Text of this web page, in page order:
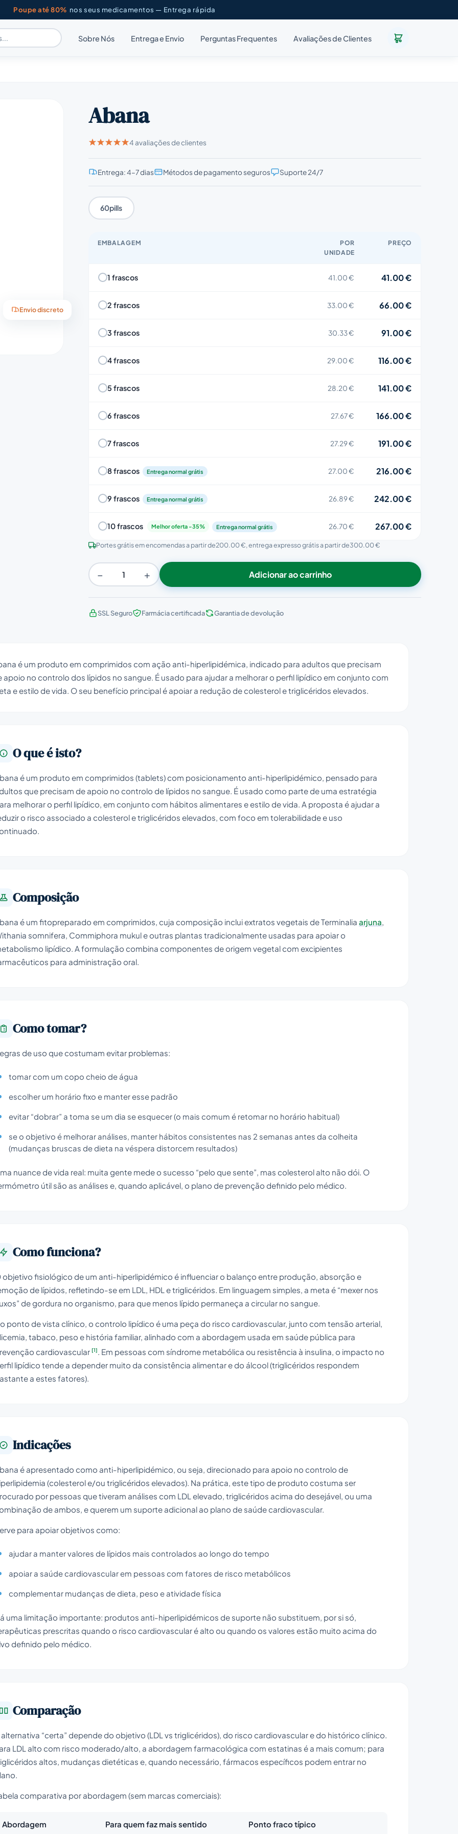
Poupe até 80% nos seus medicamentos — Entrega rápida
Sobre Nós Entrega e Envio Perguntas Frequentes Avaliações de Clientes
Envio discreto
Abana
4 avaliações de clientes
Entrega: 4–7 dias Métodos de pagamento seguros Suporte 24/7
60pills
EMBALAGEM
POR
UNIDADE
PREÇO
1 frascos 41.00 € 41.00 €
2 frascos 33.00 € 66.00 €
3 frascos 30.33 € 91.00 €
4 frascos 29.00 € 116.00 €
5 frascos 28.20 € 141.00 €
6 frascos 27.67 € 166.00 €
7 frascos 27.29 € 191.00 €
8 frascos Entrega normal grátis 27.00 € 216.00 €
9 frascos Entrega normal grátis 26.89 € 242.00 €
10 frascos Melhor oferta -35% Entrega normal grátis 26.70 € 267.00 €
Portes grátis em encomendas a partir de200.00 €, entrega expresso grátis a partir de300.00 €
− + Adicionar ao carrinho
SSL Seguro Farmácia certificada Garantia de devolução
é um produto em comprimidos com ação anti-hiperlipidémica, indicado para adultos que precisam
apoio no controlo dos lípidos no sangue. É usado para ajudar a melhorar o perfil lipídico em conjunto com
e estilo de vida. O seu benefício principal é apoiar a redução de colesterol e triglicéridos elevados.
O que é isto?
é um produto em comprimidos (tablets) com posicionamento anti-hiperlipidémico, pensado para
que precisam de apoio no controlo de lípidos no sangue. É usado como parte de uma estratégia
melhorar o perfil lipídico, em conjunto com hábitos alimentares e estilo de vida. A proposta é ajudar a
o risco associado a colesterol e triglicéridos elevados, com foco em tolerabilidade e uso
Composição
é um fitopreparado em comprimidos, cuja composição inclui extratos vegetais de Terminalia arjuna
somnifera, Commiphora mukul e outras plantas tradicionalmente usadas para apoiar o
lipídico. A formulação combina componentes de origem vegetal com excipientes
para administração oral.
Como tomar?
de uso que costumam evitar problemas:
tomar com um copo cheio de água
escolher um horário fixo e manter esse padrão
evitar “dobrar” a toma se um dia se esquecer (o mais comum é retomar no horário habitual)
se o objetivo é melhorar análises, manter hábitos consistentes nas 2 semanas antes da colheita
(mudanças bruscas de dieta na véspera distorcem resultados)
nuance de vida real: muita gente mede o sucesso “pelo que sente”, mas colesterol alto não dói. O
útil são as análises e, quando aplicável, o plano de prevenção definido pelo médico.
Como funciona?
objetivo fisiológico de um anti-hiperlipidémico é influenciar o balanço entre produção, absorção e
de lípidos, refletindo-se em LDL, HDL e triglicéridos. Em linguagem simples, a meta é “mexer nos
de gordura no organismo, para que menos lípido permaneça a circular no sangue.
ponto de vista clínico, o controlo lipídico é uma peça do risco cardiovascular, junto com tensão arterial,
tabaco, peso e história familiar, alinhado com a abordagem usada em saúde pública para
cardiovascular [1]
. Em pessoas com síndrome metabólica ou resistência à insulina, o impacto no
lipídico tende a depender muito da consistência alimentar e do álcool (triglicéridos respondem
a estes fatores).
Indicações
é apresentado como anti-hiperlipidémico, ou seja, direcionado para apoio no controlo de
(colesterol e/ou triglicéridos elevados). Na prática, este tipo de produto costuma ser
por pessoas que tiveram análises com LDL elevado, triglicéridos acima do desejável, ou uma
de ambos, e querem um suporte adicional ao plano de saúde cardiovascular.
para apoiar objetivos como:
ajudar a manter valores de lípidos mais controlados ao longo do tempo
apoiar a saúde cardiovascular em pessoas com fatores de risco metabólicos
complementar mudanças de dieta, peso e atividade física
uma limitação importante: produtos anti-hiperlipidémicos de suporte não substituem, por si só,
prescritas quando o risco cardiovascular é alto ou quando os valores estão muito acima do
definido pelo médico.
Comparação
alternativa “certa” depende do objetivo (LDL vs triglicéridos), do risco cardiovascular e do histórico clínico.
LDL alto com risco moderado/alto, a abordagem farmacológica com estatinas é a mais comum; para
altos, mudanças dietéticas e, quando necessário, fármacos específicos podem entrar no
comparativa por abordagem (sem marcas comerciais):
Abordagem Para quem faz mais sentido Ponto fraco típico